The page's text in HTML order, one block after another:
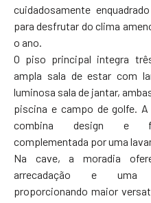
cuidadosamente
para desfrutar do clima
o ano.
O piso principal integra
ampla sala de estar com
luminosa sala de jantar,
piscina e campo de golfe.
combina design e
complementada por uma
Na cave, a moradia
arrecadação e uma
proporcionando maior